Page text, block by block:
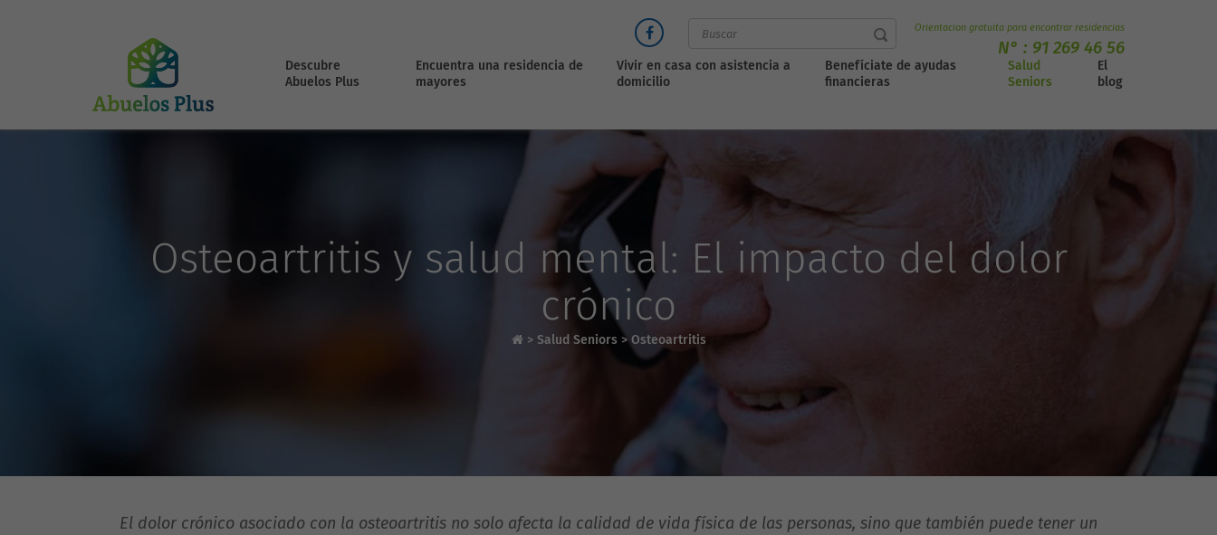
Orientacion gratuita para encontrar residencias
N° : 91 269 46 56
Descubre
Abuelos Plus
Encuentra una residencia de
mayores
Vivir en casa con asistencia a
domicilio
Benefíciate de ayudas
financieras
Salud
Seniors
El
blog
Osteoartritis y salud mental: El impacto del dolor
crónico
> Salud Seniors>Osteoartritis
El dolor crónico asociado con la osteoartritis no solo afecta la calidad de vida física de las personas, sino que también puede tener un